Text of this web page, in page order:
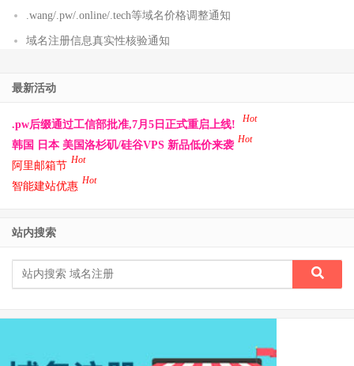
.wang/.pw/.online/.tech等域名价格调整通知
域名注册信息真实性核验通知
最新活动
.pw后缀通过工信部批准,7月5日正式重启上线! Hot
韩国 日本 美国洛杉矶/硅谷VPS 新品低价来袭 Hot
阿里邮箱节 Hot
智能建站优惠 Hot
站内搜索